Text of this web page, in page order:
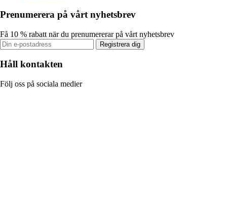
Prenumerera på vårt nyhetsbrev
Få 10 % rabatt när du prenumererar på vårt nyhetsbrev
Registrera dig
Håll kontakten
Följ oss på sociala medier